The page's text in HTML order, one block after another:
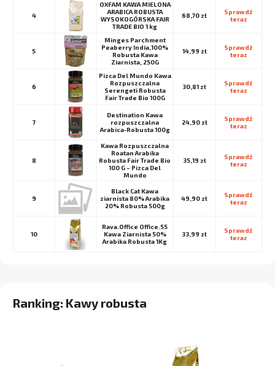
4
OXFAM KAWA MIELONA
ARABICA ROBUSTA
WYSOKOGÓRSKA FAIR
TRADE BIO 1 kg
68,70 zł
Sprawdź
teraz
5
Minges Parchment
Peaberry India,100%
Robusta Kawa
Ziarnista, 250G
14,99 zł
Sprawdź
teraz
6
Pizca Del Mundo Kawa
Rozpuszczalna
Serengeti Robusta
Fair Trade Bio 100G
30,81 zł
Sprawdź
teraz
7
Destination Kawa
rozpuszczalna
Arabica-Robusta 100g
24,90 zł
Sprawdź
teraz
8
Kawa Rozpuszczalna
Roatan Arabika
Robusta Fair Trade Bio
100 G – Pizca Del
Mundo
35,19 zł
Sprawdź
teraz
9
Black Cat Kawa
ziarnista 80% Arabika
20% Robusta 500g
49,90 zł
Sprawdź
teraz
10
Rava.Office Office.55
Kawa Ziarnista 50%
Arabika Robusta 1Kg
33,99 zł
Sprawdź
teraz
Ranking: Kawy robusta